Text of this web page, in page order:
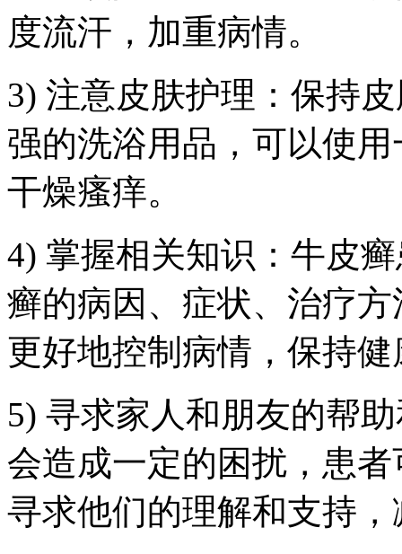
度流汗，加重病情。
3) 注意皮肤护理：保持
强的洗浴用品，可以使
干燥瘙痒。
4) 掌握相关知识：牛皮
癣的病因、症状、治疗
更好地控制病情，保持
5) 寻求家人和朋友的帮
会造成一定的困扰，患
寻求他们的理解和支持